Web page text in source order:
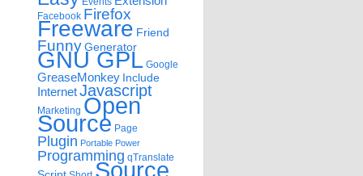
Facebook Firefox
Freeware Friend
Funny Generator
GNU GPL Google
GreaseMonkey Include
InternetJavascript
Marketing Open
Source Page
Plugin Portable Power
Programming qTranslate
Source